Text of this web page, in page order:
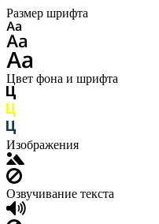
Размер шрифта
Цвет фона и шрифта
Изображения
Озвучивание текста